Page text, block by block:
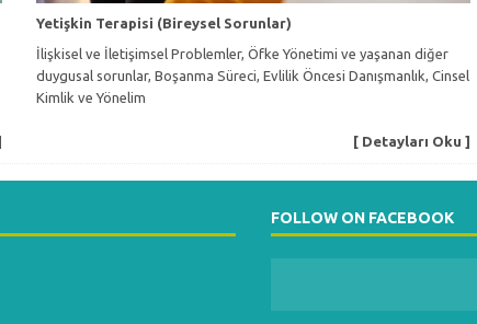
Yetişkin Terapisi (Bireysel Sorunlar)
İlişkisel ve İletişimsel Problemler, Öfke Yönetimi ve yaşanan diğer
duygusal sorunlar, Boşanma Süreci, Evlilik Öncesi Danışmanlık, Cinsel
Kimlik ve Yönelim
[ Detayları Oku ]
FOLLOW ON FACEBOOK